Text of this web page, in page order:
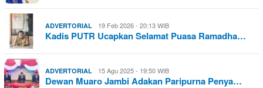
ADVERTORIAL 19 Feb 2026 - 20:13 WIB
Kadis PUTR Ucapkan Selamat Puasa Ramadha…
ADVERTORIAL 15 Agu 2025 - 19:50 WIB
Dewan Muaro Jambi Adakan Paripurna Penya…